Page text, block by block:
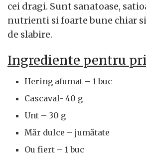
cei dragi. Sunt sanatoase,
nutrienti si foarte bune chiar
de slabire.
Ingrediente pentru
Hering afumat – 1 buc
Cascaval- 40 g
Unt – 30 g
Măr dulce – jumătate
Ou fiert – 1 buc